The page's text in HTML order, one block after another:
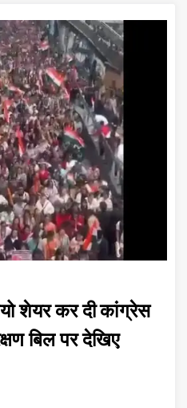
शेयर कर दी कांग्रेस
बिल पर देखिए